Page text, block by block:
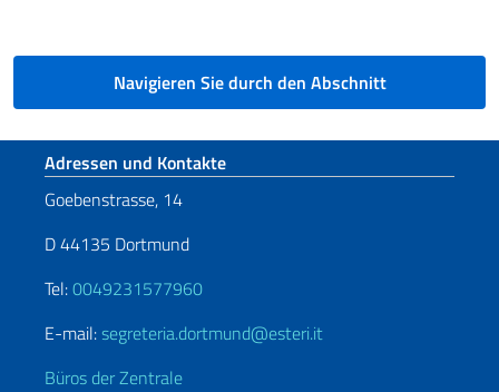
Navigieren Sie durch den Abschnitt
Fußbereich
Adressen und Kontakte
Goebenstrasse, 14
D 44135 Dortmund
Tel:0049231577960
E-mail:segreteria.dortmund@esteri.it
Büros der Zentrale